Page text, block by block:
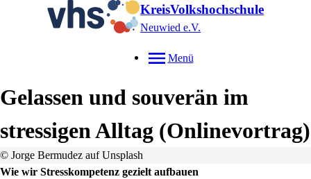
KreisVolkshochschule
Neuwied e.V.
Menü
Gelassen und souverän im
stressigen Alltag (Onlinevortrag)
© Jorge Bermudez auf Unsplash
Wie wir Stresskompetenz gezielt aufbauen